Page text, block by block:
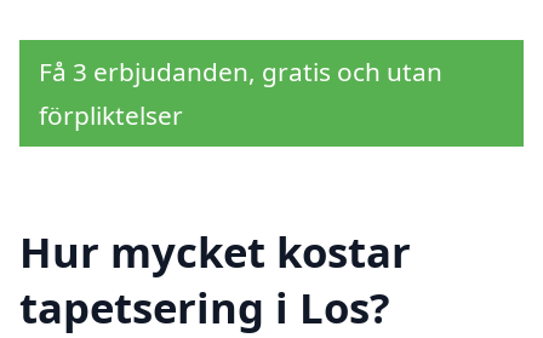
Få 3 erbjudanden, gratis och utan
förpliktelser
Hur mycket kostar
tapetsering i Los?